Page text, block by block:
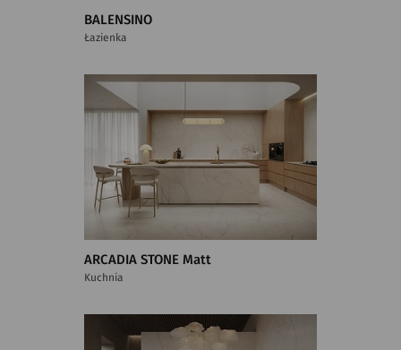
BALENSINO
Łazienka
ARCADIA STONE Matt
Kuchnia